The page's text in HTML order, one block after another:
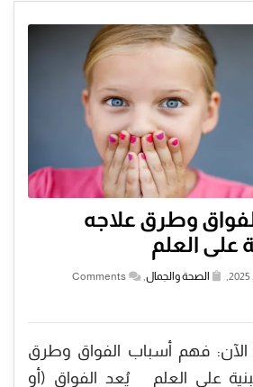
وطرق علاجه
على العلم
الصحة والجمال,
Comments
فهم أسباب الفواق وطرق
على العلم يُعد الفواق (أو